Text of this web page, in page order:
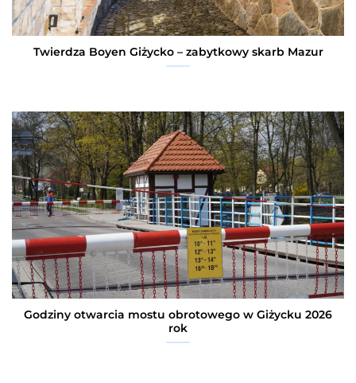
Twierdza Boyen Giżycko – zabytkowy skarb Mazur
Godziny otwarcia mostu obrotowego w Giżycku 2026
rok